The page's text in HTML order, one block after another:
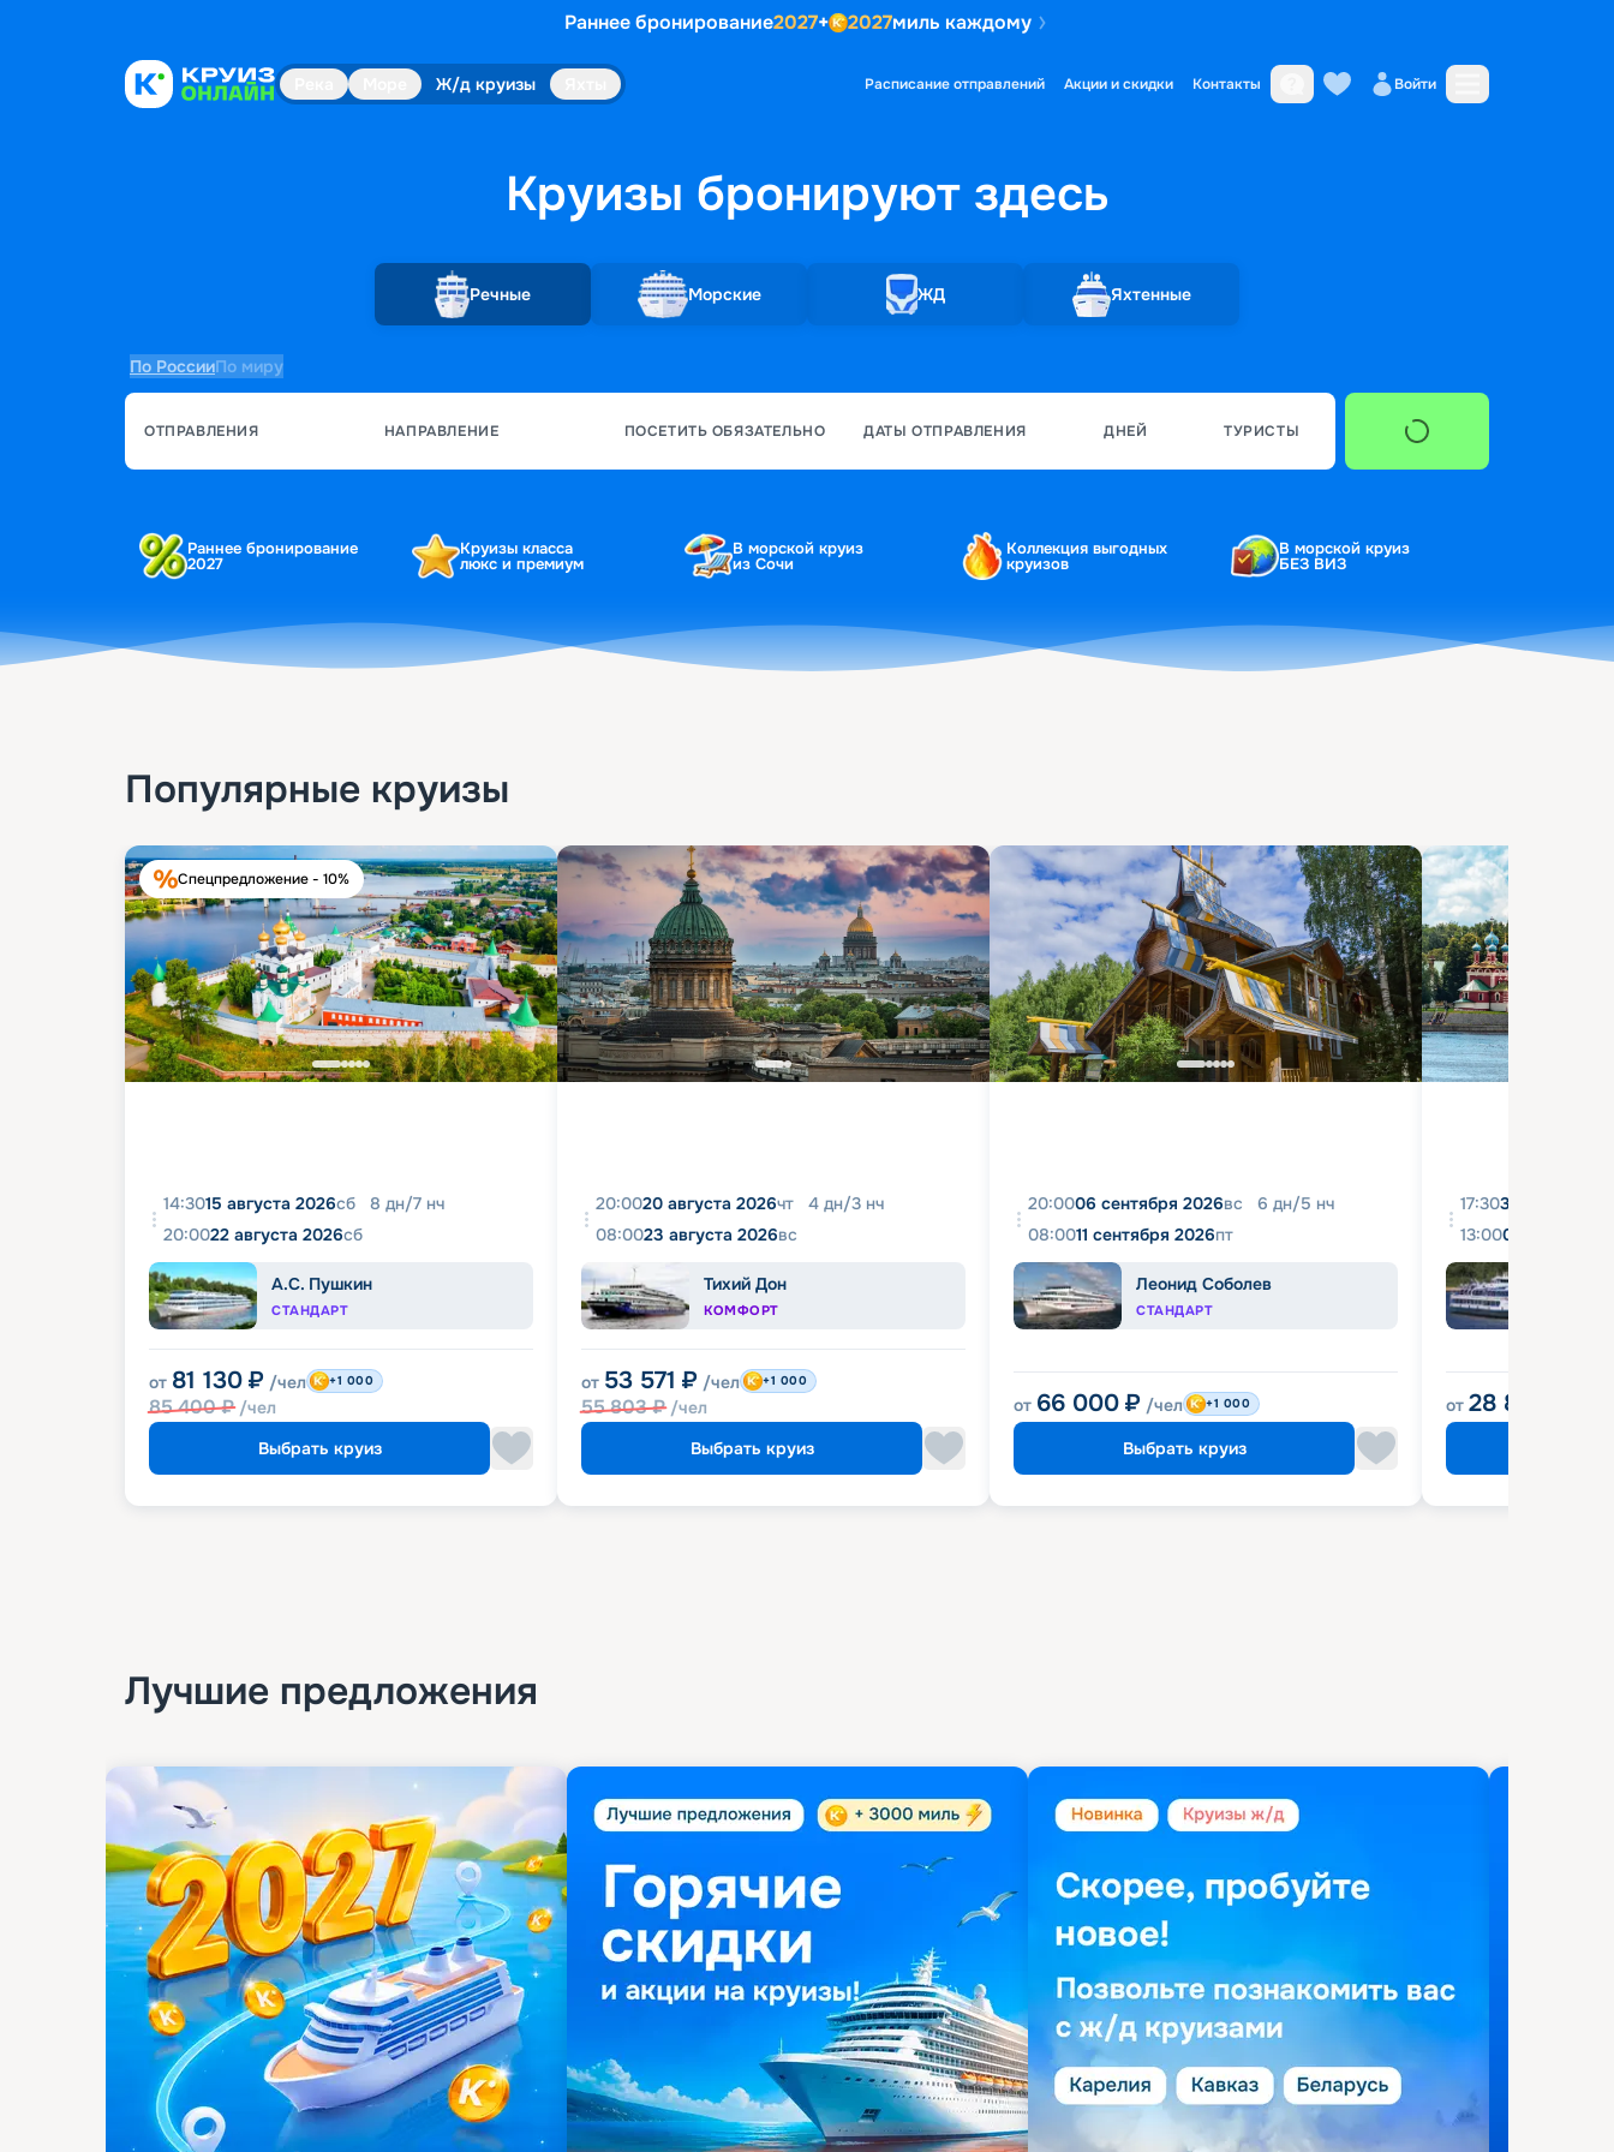
Раннее бронирование2027+ 2027миль каждому
Ж/д круизы Расписание отправлений Акции и скидки Контакты Войти
Круизы бронируютздесь
Речные Морские ЖД Яхтенные
По РоссииПо миру
ОТПРАВЛЕНИЯ НАПРАВЛЕНИЕ ПОСЕТИТЬ ОБЯЗАТЕЛЬНО ДАТЫ ОТПРАВЛЕНИЯ ДНЕЙ ТУРИСТЫ
Раннее бронирование
2027
Круизы класса
люкс и премиум
В морской круиз
из Сочи
Коллекция выгодных
круизов
В морской круиз
БЕЗ ВИЗ
Популярные круизы
Спецпредложение - 10%
14:3015 августа 2026сб 8 дн/7 нч
20:0022 августа 2026сб
А.С. Пушкин
СТАНДАРТ
от 81 130 ₽ /чел
85 400₽ /чел
+1 000
Выбрать круиз
20:0020 августа 2026чт 4 дн/3 нч
08:0023 августа 2026вс
Тихий Дон
КОМФОРТ
от 53 571 ₽ /чел
55 803₽ /чел
+1 000
Выбрать круиз
20:0006 сентября 2026вс 6 дн/5 нч
08:0011 сентября 2026пт
Леонид Соболев
СТАНДАРТ
от 66 000 ₽ /чел +1 000
Выбрать круиз
17:3031 августа
13:0004 сентября
от 28 800
Лучшие предложения